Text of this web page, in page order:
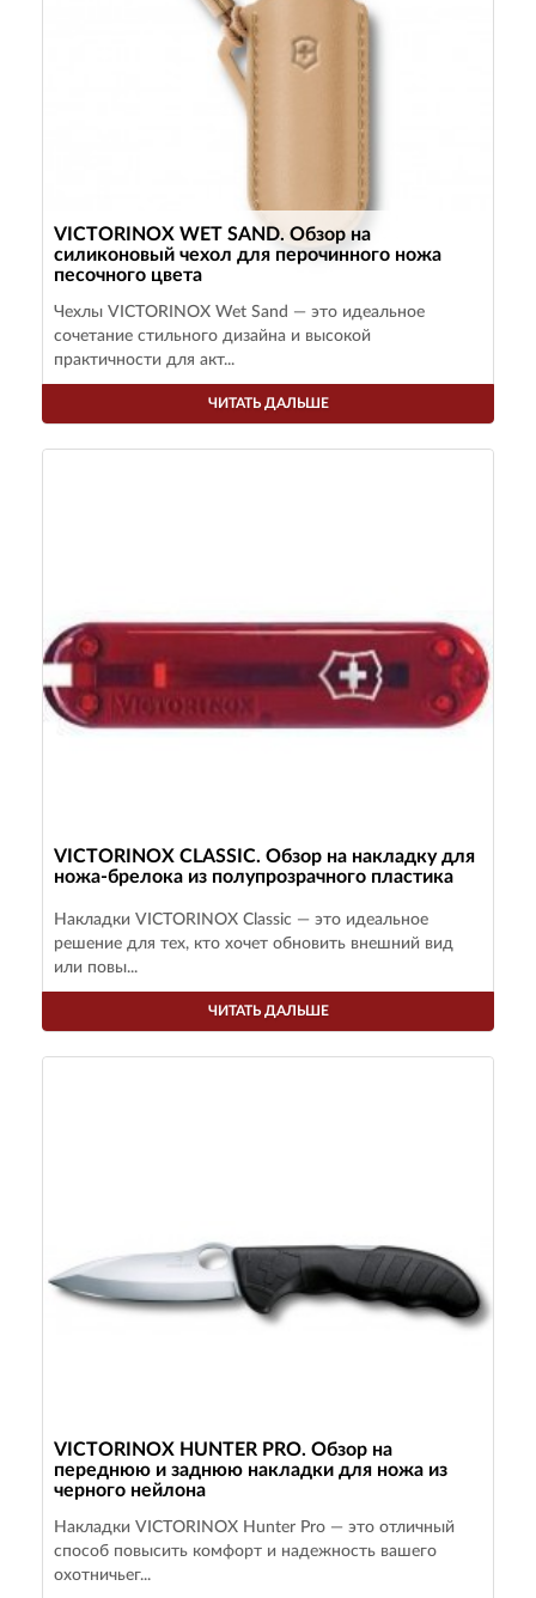
VICTORINOX WET SAND. Обзор на
силиконовый чехол для перочинного ножа
песочного цвета
Чехлы VICTORINOX Wet Sand — это идеальное
сочетание стильного дизайна и высокой
практичности для акт...
ЧИТАТЬ ДАЛЬШЕ
VICTORINOX CLASSIC. Обзор на накладку для
ножа-брелока из полупрозрачного пластика
Накладки VICTORINOX Classic — это идеальное
решение для тех, кто хочет обновить внешний вид
или повы...
ЧИТАТЬ ДАЛЬШЕ
VICTORINOX HUNTER PRO. Обзор на
переднюю и заднюю накладки для ножа из
черного нейлона
Накладки VICTORINOX Hunter Pro — это отличный
способ повысить комфорт и надежность вашего
охотничьег...